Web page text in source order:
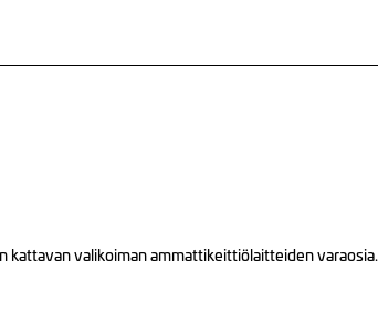
kattavan valikoiman ammattikeittiölaitteiden varaosia.